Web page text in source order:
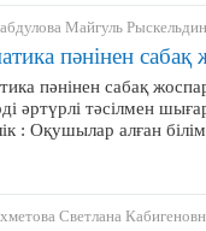
Майгуль
пәнінен
пәнінен сабақ
әртүрлі тәсілмен
: Оқушылар алған
Светлана